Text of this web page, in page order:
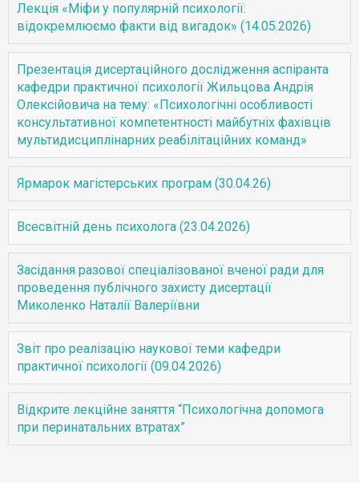
Лекція «Міфи у популярній психології:
відокремлюємо факти від вигадок» (14.05.2026)
Презентація дисертаційного дослідження аспіранта
кафедри практичної психології Жильцова Андрія
Олексійовича на тему: «Психологічні особливості
консультативної компетентності майбутніх фахівців
мультидисциплінарних реабілітаційних команд»
Ярмарок магістерських програм (30.04.26)
Всесвітній день психолога (23.04.2026)
Засідання разової спеціалізованої вченої ради для
проведення публічного захисту дисертації
Миколенко Наталії Валеріївни
Звіт про реалізацію наукової теми кафедри
практичної психології (09.04.2026)
Відкрите лекційне заняття “Психологічна допомога
при перинатальних втратах”